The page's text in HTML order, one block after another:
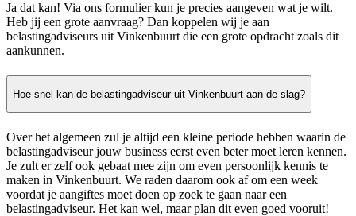
Ja dat kan! Via ons formulier kun je precies aangeven wat je wilt.
Heb jij een grote aanvraag? Dan koppelen wij je aan
belastingadviseurs uit Vinkenbuurt die een grote opdracht zoals dit
aankunnen.
Hoe snel kan de belastingadviseur uit Vinkenbuurt aan de slag?
Over het algemeen zul je altijd een kleine periode hebben waarin de
belastingadviseur jouw business eerst even beter moet leren kennen.
Je zult er zelf ook gebaat mee zijn om even persoonlijk kennis te
maken in Vinkenbuurt. We raden daarom ook af om een week
voordat je aangiftes moet doen op zoek te gaan naar een
belastingadviseur. Het kan wel, maar plan dit even goed vooruit!